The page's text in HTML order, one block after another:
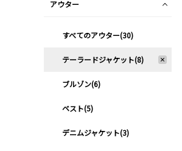
アウター
すべてのアウター(30)
テーラードジャケット(8)
ブルゾン(6)
ベスト(5)
デニムジャケット(3)